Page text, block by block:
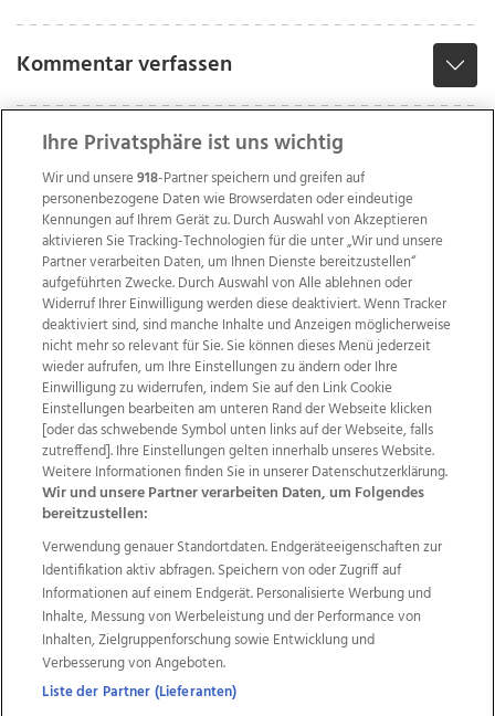
Kommentar verfassen
Wir über uns Mediadaten Kontakt
Jobs
Datenschutz
Impressum
AGB Anzeigekunden
AGB Website
Ehrenkodex Politische Werbung
Weitere Angebote des Medienhauses Wimmer
TV1 di-mog-i.at OÖNow
Ischler Woche
Life Radio
OÖNachrichten
OÖN Immobilien
OÖN Karriere
OÖN Reise
Promenaden Galerien
Regionaljobs
wasistlos.at wirtrauern.at
Ihre Privatsphäre ist uns wichtig
Wir und unsere918-Partner speichern und greifen auf
personenbezogene Daten wie Browserdaten oder eindeutige
Kennungen auf Ihrem Gerät zu. Durch Auswahl von Akzeptieren
aktivieren Sie Tracking-Technologien für die unter „Wir und unsere
Partner verarbeiten Daten, um Ihnen Dienste bereitzustellen“
aufgeführten Zwecke. Durch Auswahl von Alle ablehnen oder
Widerruf Ihrer Einwilligung werden diese deaktiviert. Wenn Tracker
deaktiviert sind, sind manche Inhalte und Anzeigen möglicherweise
nicht mehr so relevant für Sie. Sie können dieses Menü jederzeit
wieder aufrufen, um Ihre Einstellungen zu ändern oder Ihre
Einwilligung zu widerrufen, indem Sie auf den Link Cookie
Einstellungen bearbeiten am unteren Rand der Webseite klicken
[oder das schwebende Symbol unten links auf der Webseite, falls
zutreffend]. Ihre Einstellungen gelten innerhalb unseres Website.
Weitere Informationen finden Sie in unserer Datenschutzerklärung.
Wir und unsere Partner verarbeiten Daten, um Folgendes
bereitzustellen:
Verwendung genauer Standortdaten. Endgeräteeigenschaften zur
Identifikation aktiv abfragen. Speichern von oder Zugriff auf
Informationen auf einem Endgerät. Personalisierte Werbung und
Inhalte, Messung von Werbeleistung und der Performance von
Inhalten, Zielgruppenforschung sowie Entwicklung und
Verbesserung von Angeboten.
Liste der Partner (Lieferanten)